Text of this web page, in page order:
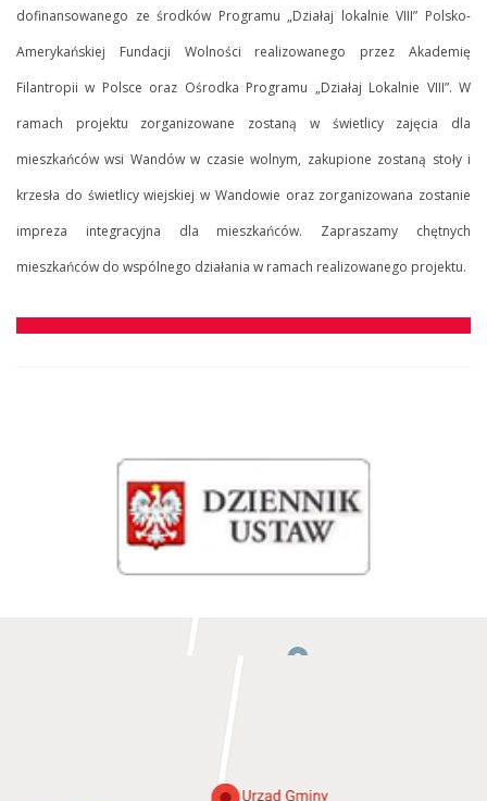
dofinansowanego ze środków Programu „Działaj lokalnie VIII” Polsko-
Amerykańskiej Fundacji Wolności realizowanego przez Akademię
Filantropii w Polsce oraz Ośrodka Programu „Działaj Lokalnie VIII”. W
ramach projektu zorganizowane zostaną w świetlicy zajęcia dla
mieszkańców wsi Wandów w czasie wolnym, zakupione zostaną stoły i
krzesła do świetlicy wiejskiej w Wandowie oraz zorganizowana zostanie
impreza integracyjna dla mieszkańców. Zapraszamy chętnych
mieszkańców do wspólnego działania w ramach realizowanego projektu.